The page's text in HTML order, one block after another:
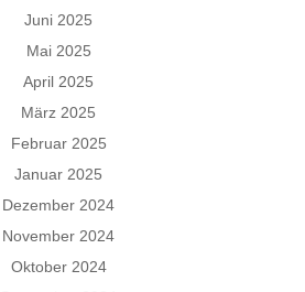
Juni 2025
Mai 2025
April 2025
März 2025
Februar 2025
Januar 2025
Dezember 2024
November 2024
Oktober 2024